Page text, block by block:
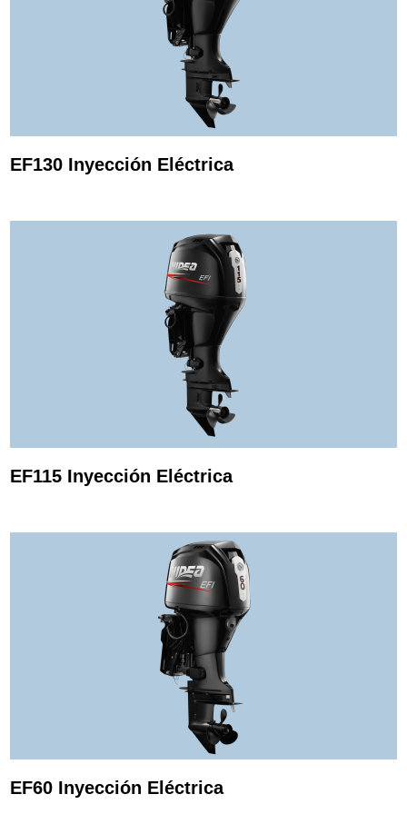
EF130 Inyección Eléctrica
EF115 Inyección Eléctrica
EF60 Inyección Eléctrica